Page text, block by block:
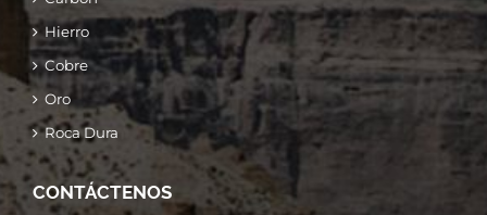
Hierro
Cobre
Oro
Roca Dura
CONTÁCTENOS